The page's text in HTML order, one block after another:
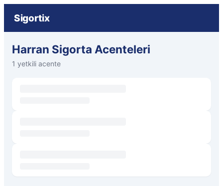
Sigortix
Harran Sigorta Acenteleri
1 yetkili acente